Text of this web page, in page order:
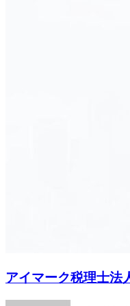
アイマーク税理士法